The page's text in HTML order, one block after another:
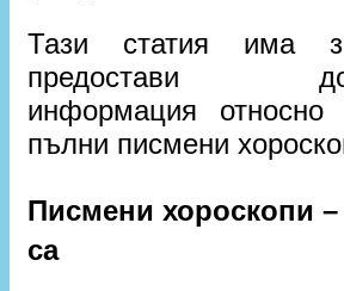
Тази статия има
предостави
информация
пълни писмени
Писмени хороскопи
са